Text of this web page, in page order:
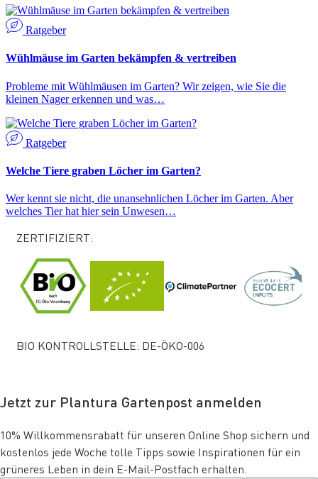
Ratgeber
Wühlmäuse im Garten bekämpfen & vertreiben
Probleme mit Wühlmäusen im Garten? Wir zeigen, wie Sie die
kleinen Nager erkennen und was…
Ratgeber
Welche Tiere graben Löcher im Garten?
Wer kennt sie nicht, die unansehnlichen Löcher im Garten. Aber
welches Tier hat hier sein Unwesen…
ZERTIFIZIERT:
BIO KONTROLLSTELLE: DE-ÖKO-006
Jetzt zur Plantura Gartenpost anmelden
10% Willkommensrabatt für unseren Online Shop sichern und
kostenlos jede Woche tolle Tipps sowie Inspirationen für ein
grüneres Leben in dein E-Mail-Postfach erhalten.